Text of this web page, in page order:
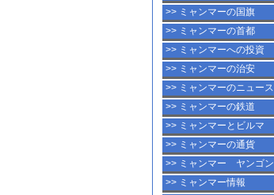
>> ミャンマーの国旗
>> ミャンマーの首都
>> ミャンマーへの投資
>> ミャンマーの治安
>> ミャンマーのニュース
>> ミャンマーの鉄道
>> ミャンマーとビルマ
>> ミャンマーの通貨
>> ミャンマー ヤンゴン
>> ミャンマー情報